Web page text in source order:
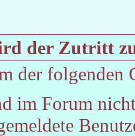
der Zutritt
der folgenden
im Forum